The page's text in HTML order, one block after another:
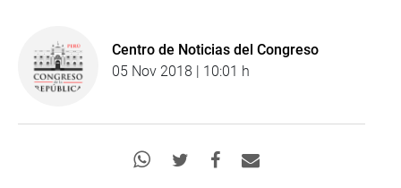
Centro de Noticias del Congreso
05 Nov 2018 | 10:01 h